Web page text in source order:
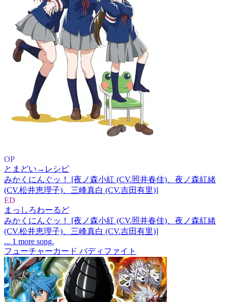
OP
とまどい→レシピ
みかくにんぐッ！ [夜ノ森小紅 (CV.照井春佳)、夜ノ森紅緒
(CV.松井恵理子)、三峰真白 (CV.吉田有里)]
ED
まっしろわーるど
みかくにんぐッ！ [夜ノ森小紅 (CV.照井春佳)、夜ノ森紅緒
(CV.松井恵理子)、三峰真白 (CV.吉田有里)]
... 1 more song.
フューチャーカード バディファイト